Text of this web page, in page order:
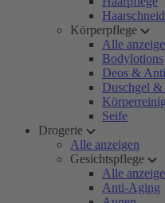
Körperpflege
Alle
Bodylotions
Deos &
Duschgel
Seife
Drogerie
Alle anzeigen
Gesichtspflege
Alle
Anti-Aging